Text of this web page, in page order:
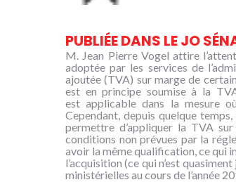
PUBLIÉE DANS LE JO
M. Jean Pierre Vogel attire
adoptée par les services de
ajoutée (TVA) sur marge de
est en principe soumise à la
est applicable dans la mesure
Cependant, depuis quelque
permettre d’appliquer la TVA
conditions non prévues par la
avoir la même qualification, ce qui
l’acquisition (ce qui n’est
ministérielles au cours de l’année